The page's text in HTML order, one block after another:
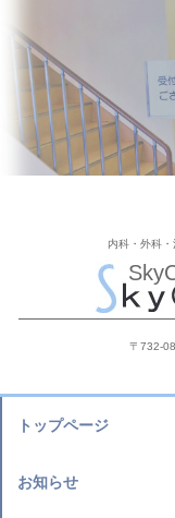
内科・外科
〒732-
トップページ
お知らせ